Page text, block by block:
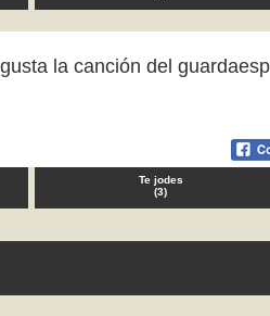
la canción del
Te jodes
(3)